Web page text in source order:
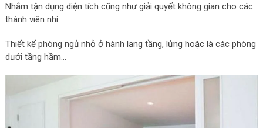
Nhằm tận dụng diện tích cũng như giải quyết không gian cho các
thành viên nhí.
Thiết kế phòng ngủ nhỏ ở hành lang tầng, lửng hoặc là các phòng
dưới tầng hầm…